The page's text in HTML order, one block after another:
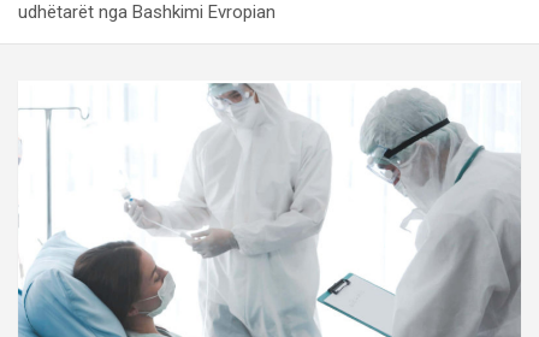
udhëtarët nga Bashkimi Evropian